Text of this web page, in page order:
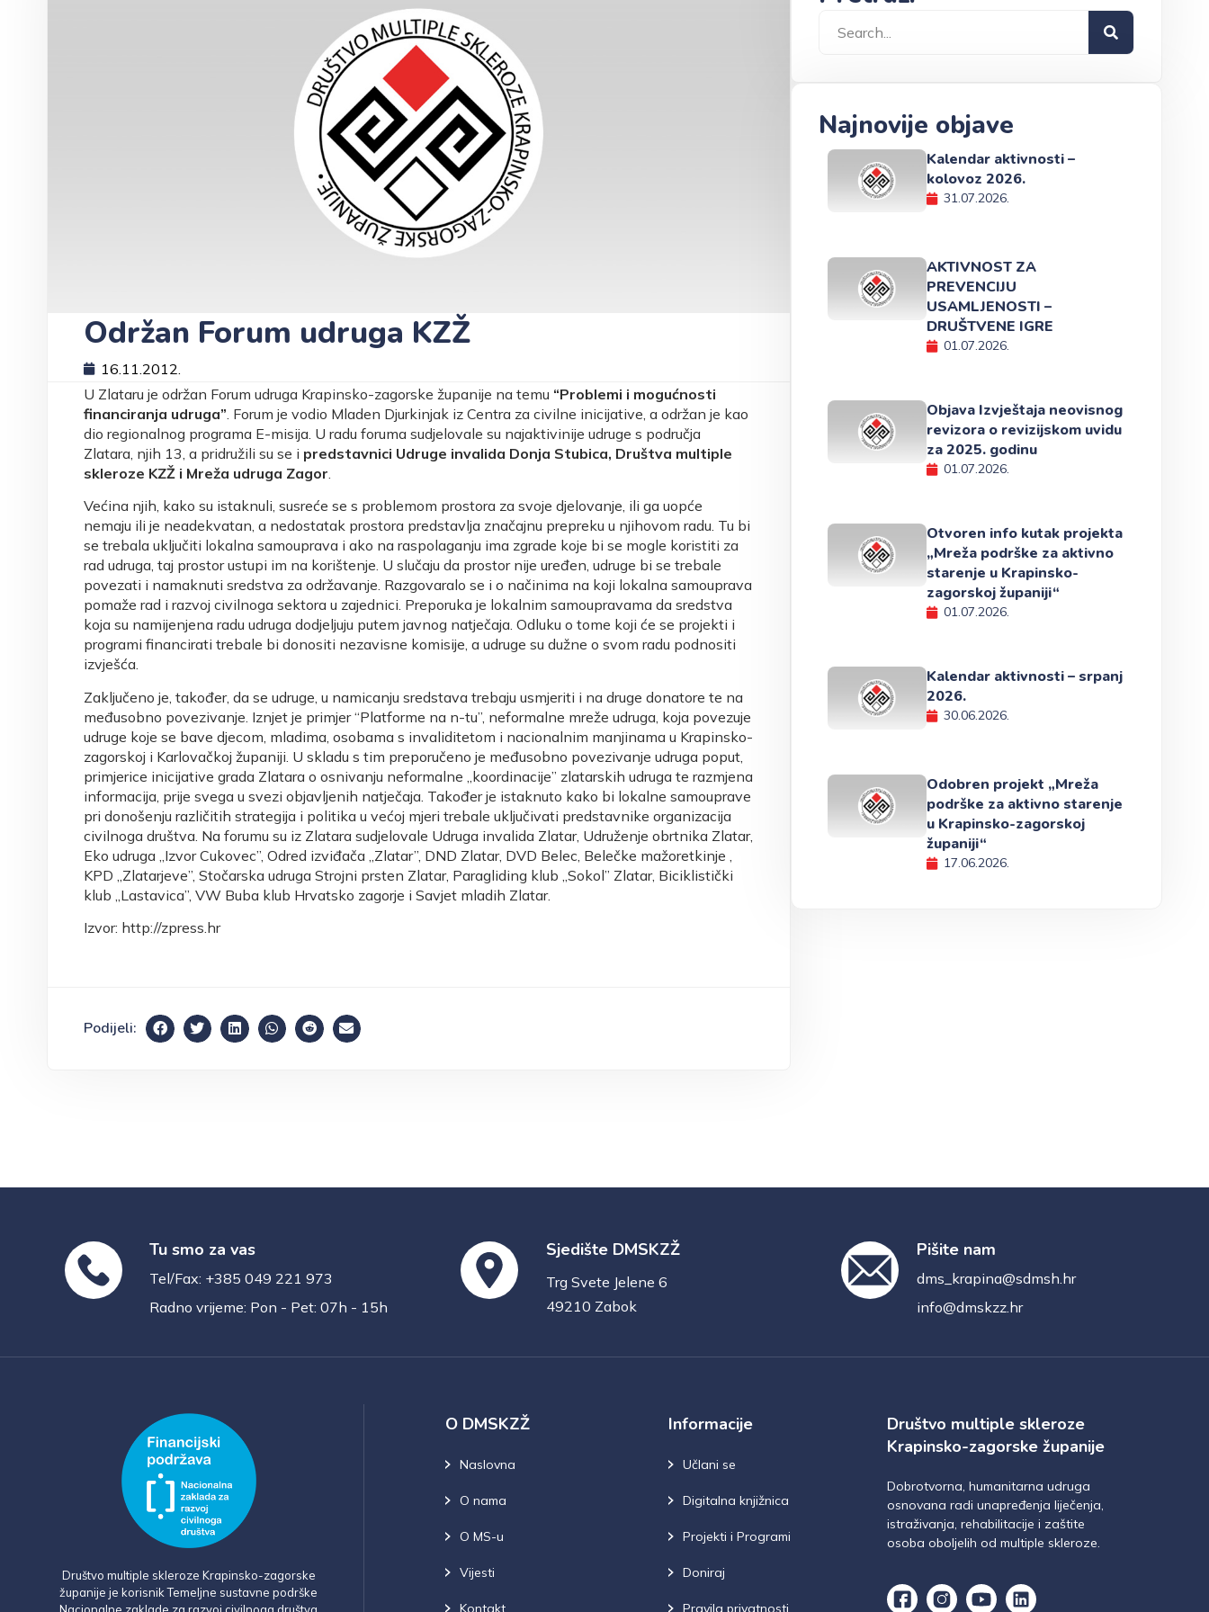
Održan Forum udruga KZŽ
16.11.2012.
U Zlataru je održan Forum udruga Krapinsko-zagorske županije na temu “Problemi i mogućnosti
financiranja udruga”. Forum je vodio Mladen Djurkinjak iz Centra za civilne inicijative, a održan je kao
dio regionalnog programa E-misija. U radu foruma sudjelovale su najaktivinije udruge s područja
Zlatara, njih 13, a pridružili su se i predstavnici Udruge invalida Donja Stubica, Društva multiple
skleroze KZŽ i Mreža udruga Zagor.
Većina njih, kako su istaknuli, susreće se s problemom prostora za svoje djelovanje, ili ga uopće
nemaju ili je neadekvatan, a nedostatak prostora predstavlja značajnu prepreku u njihovom radu. Tu bi
se trebala uključiti lokalna samouprava i ako na raspolaganju ima zgrade koje bi se mogle koristiti za
rad udruga, taj prostor ustupi im na korištenje. U slučaju da prostor nije uređen, udruge bi se trebale
povezati i namaknuti sredstva za održavanje. Razgovaralo se i o načinima na koji lokalna samouprava
pomaže rad i razvoj civilnoga sektora u zajednici. Preporuka je lokalnim samoupravama da sredstva
koja su namijenjena radu udruga dodjeljuju putem javnog natječaja. Odluku o tome koji će se projekti i
programi financirati trebale bi donositi nezavisne komisije, a udruge su dužne o svom radu podnositi
izvješća.
Zaključeno je, također, da se udruge, u namicanju sredstava trebaju usmjeriti i na druge donatore te na
međusobno povezivanje. Iznjet je primjer “Platforme na n-tu”, neformalne mreže udruga, koja povezuje
udruge koje se bave djecom, mladima, osobama s invaliditetom i nacionalnim manjinama u Krapinsko-
zagorskoj i Karlovačkoj županiji. U skladu s tim preporučeno je međusobno povezivanje udruga poput,
primjerice inicijative grada Zlatara o osnivanju neformalne „koordinacije” zlatarskih udruga te razmjena
informacija, prije svega u svezi objavljenih natječaja. Također je istaknuto kako bi lokalne samouprave
pri donošenju različitih strategija i politika u većoj mjeri trebale uključivati predstavnike organizacija
civilnoga društva. Na forumu su iz Zlatara sudjelovale Udruga invalida Zlatar, Udruženje obrtnika Zlatar,
Eko udruga „Izvor Cukovec”, Odred izviđača „Zlatar”, DND Zlatar, DVD Belec, Belečke mažoretkinje ,
KPD „Zlatarjeve”, Stočarska udruga Strojni prsten Zlatar, Paragliding klub „Sokol” Zlatar, Biciklistički
klub „Lastavica”, VW Buba klub Hrvatsko zagorje i Savjet mladih Zlatar.
Izvor: http://zpress.hr
Podijeli:
Najnovije objave
Kalendar aktivnosti –
kolovoz 2026.
31.07.2026.
AKTIVNOST ZA
PREVENCIJU
USAMLJENOSTI –
DRUŠTVENE IGRE
01.07.2026.
Objava Izvještaja neovisnog
revizora o revizijskom uvidu
za 2025. godinu
01.07.2026.
Otvoren info kutak projekta
„Mreža podrške za aktivno
starenje u Krapinsko-
zagorskoj županiji“
01.07.2026.
Kalendar aktivnosti – srpanj
2026.
30.06.2026.
Odobren projekt „Mreža
podrške za aktivno starenje
u Krapinsko-zagorskoj
županiji“
17.06.2026.
Tu smo za vas
Tel/Fax: +385 049 221 973
Radno vrijeme: Pon - Pet: 07h - 15h
Sjedište DMSKZŽ
Trg Svete Jelene 6
49210 Zabok
Pišite nam
dms_krapina@sdmsh.hr
info@dmskzz.hr
Društvo multiple skleroze Krapinsko-zagorske
županije je korisnik Temeljne sustavne podrške
O DMSKZŽ
Naslovna
O nama
O MS-u
Vijesti
Kontakt
Informacije
Učlani se
Digitalna knjižnica
Projekti i Programi
Doniraj
Pravila privatnosti
Društvo multiple skleroze
Krapinsko-zagorske županije
Dobrotvorna, humanitarna udruga
osnovana radi unapređenja liječenja,
istraživanja, rehabilitacije i zaštite
osoba oboljelih od multiple skleroze.